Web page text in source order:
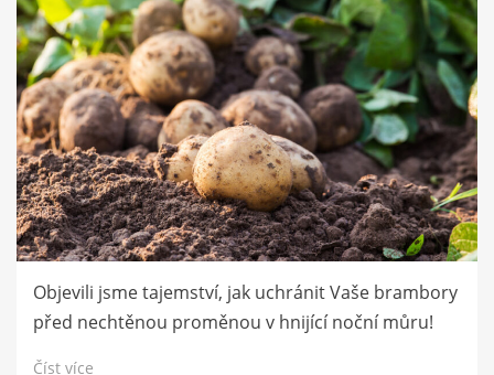
Objevili jsme tajemství, jak uchránit Vaše brambory
před nechtěnou proměnou v hnijící noční můru!
Číst více